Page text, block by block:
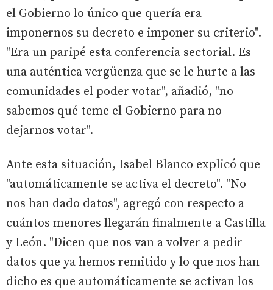
el Gobierno lo único que quería era
imponernos su decreto e imponer su criterio".
"Era un paripé esta conferencia sectorial. Es
una auténtica vergüenza que se le hurte a las
comunidades el poder votar", añadió, "no
sabemos qué teme el Gobierno para no
dejarnos votar".
Ante esta situación, Isabel Blanco explicó que
"automáticamente se activa el decreto". "No
nos han dado datos", agregó con respecto a
cuántos menores llegarán finalmente a Castilla
y León. "Dicen que nos van a volver a pedir
datos que ya hemos remitido y lo que nos han
dicho es que automáticamente se activan los